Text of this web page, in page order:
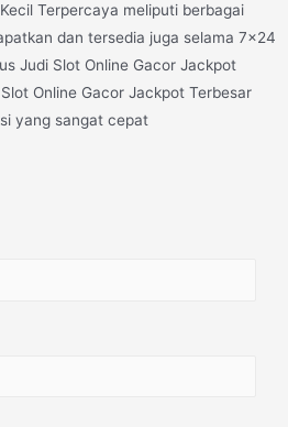
Terpercaya meliputi berbagai
dan tersedia juga selama 7×24
Judi Slot Online Gacor Jackpot
Online Gacor Jackpot Terbesar
yang sangat cepat